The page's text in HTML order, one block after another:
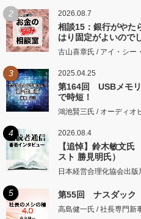
2 2026.08.7
相談15：銀行がやた
はり固定がよいので
古山喜章氏 / アイ・シー
3 2025.04.25
第164回 USBメモリ
で時短！
鴻池賢三氏 / オーディ
4 2026.08.4
【追悼】鈴木敏文
スト 勝見明氏）
日本経営合理化協会出版
5 第55回 ナスダック
高島健一氏 / 社長専門新